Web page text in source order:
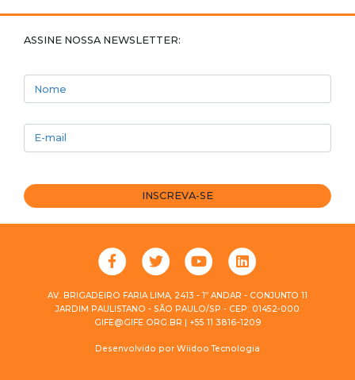
ASSINE NOSSA NEWSLETTER:
INSCREVA-SE
AV. BRIGADEIRO FARIA LIMA, 2413 - 1º ANDAR - CONJUNTO 11
JARDIM PAULISTANO - SÃO PAULO/SP - CEP: 01452-000
GIFE@GIFE.ORG.BR | +55 11 3816-1209
Desenvolvido por Wiidoo Tecnologia